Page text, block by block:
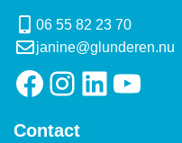
06 55 82 23 70
janine@glunderen.nu
Contact